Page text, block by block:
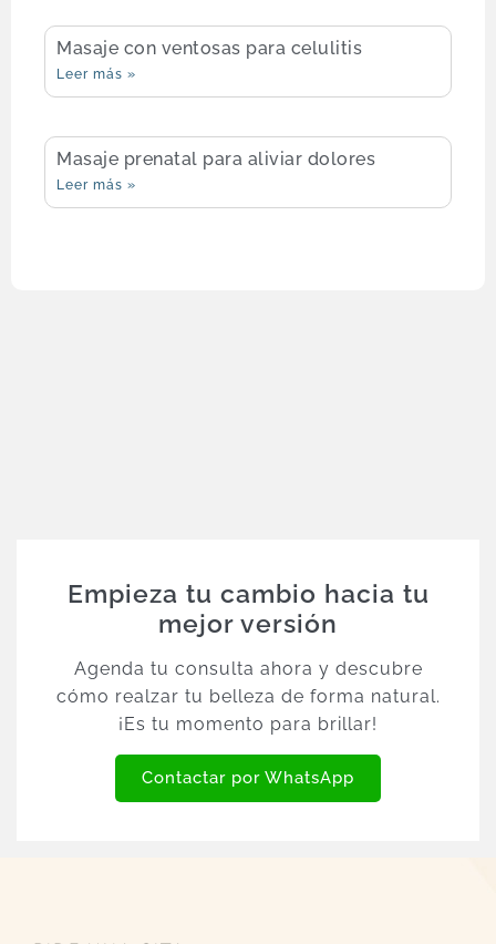
Masaje con ventosas para celulitis
Leer más »
Masaje prenatal para aliviar dolores
Leer más »
Empieza tu cambio hacia tu
mejor versión
Agenda tu consulta ahora y descubre
cómo realzar tu belleza de forma natural.
¡Es tu momento para brillar!
Contactar por WhatsApp